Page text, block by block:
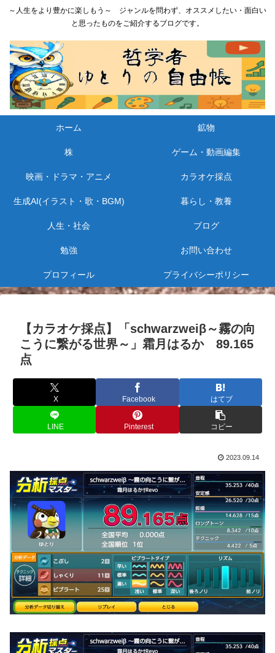
～人生をより豊かに楽しもう～ ジャンルを問わず、オススメしたい・面白い
と思ったものをご紹介するブログです。
ホーム 鉱物
株 ゲーム・動画編集
映画・ドラマ・アニメ カラオケ採点
生成AI(イラスト・歌・BGM) 暮らし・教養
人生・社会 ブログ
勉強 お問い合わせ
プロフィール プライバシーポリシー
【カラオケ採点】「schwarzweiβ～霧の向
こうに繋がる世界～」霜月はるか 89.165
点
X Facebook はてブ
LINE Pinterest コピー
2023.09.14